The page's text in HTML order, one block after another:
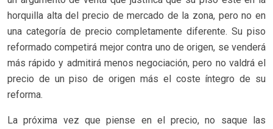
horquilla alta del precio de mercado de la zona, pero no en
una categoría de precio completamente diferente. Su piso
reformado competirá mejor contra uno de origen, se venderá
más rápido y admitirá menos negociación, pero no valdrá el
precio de un piso de origen más el coste íntegro de su
reforma.
La próxima vez que piense en el precio, no saque las